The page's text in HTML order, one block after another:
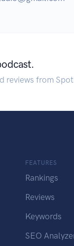
reviews from
FEATURES
Rankings
Reviews
Keywords
SEO